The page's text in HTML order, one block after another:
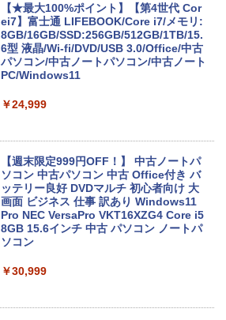
【★最大100%ポイント】【第4世代 Cor
ei7】富士通 LIFEBOOK/Core i7/メモリ:
8GB/16GB/SSD:256GB/512GB/1TB/15.
6型 液晶/Wi-fi/DVD/USB 3.0/Office/中古
パソコン/中古ノートパソコン/中古ノート
PC/Windows11
￥24,999
【週末限定999円OFF！】 中古ノートパ
ソコン 中古パソコン 中古 Office付き バ
ッテリー良好 DVDマルチ 初心者向け 大
画面 ビジネス 仕事 訳あり Windows11
Pro NEC VersaPro VKT16XZG4 Core i5
8GB 15.6インチ 中古 パソコン ノートパ
ソコン
￥30,999